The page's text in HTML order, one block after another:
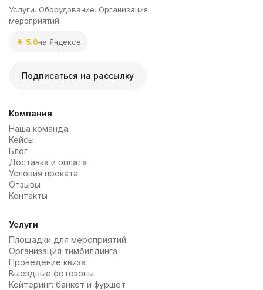
Услуги. Оборудование. Организация
мероприятий.
★ 5.0на Яндексе
Подписаться на рассылку
Компания
Наша команда
Кейсы
Блог
Доставка и оплата
Условия проката
Отзывы
Контакты
Услуги
Площадки для мероприятий
Организация тимбилдинга
Проведение квиза
Выездные фотозоны
Кейтеринг: банкет и фуршет